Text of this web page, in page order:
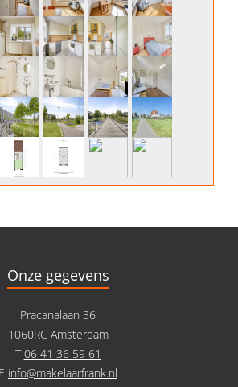
Onze gegevens
Pracanalaan 36
1060RC Amsterdam
T06 41 36 59 61
E info@makelaarfrank.nl